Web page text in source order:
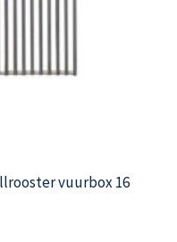
vuurbox 16